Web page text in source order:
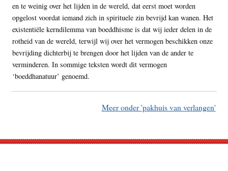
en te weinig over het lijden in de wereld, dat eerst moet worden
opgelost voordat iemand zich in spirituele zin bevrijd kan wanen. Het
existentiële kerndilemma van boeddhisme is dat wij ieder delen in de
rotheid van de wereld, terwijl wij over het vermogen beschikken onze
bevrijding dichterbij te brengen door het lijden van de ander te
verminderen. In sommige teksten wordt dit vermogen
‘boeddhanatuur’ genoemd.
Meer onder 'pakhuis van verlangen'